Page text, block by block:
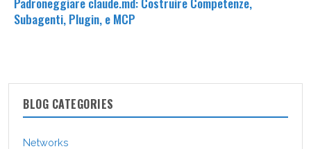
Subagenti, Plugin, e MCP
BLOG CATEGORIES
Networks